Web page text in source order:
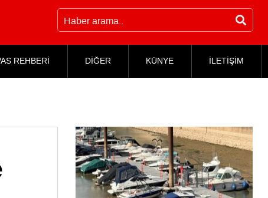
REHBERİ DİĞER KÜNYE İLETİŞİM